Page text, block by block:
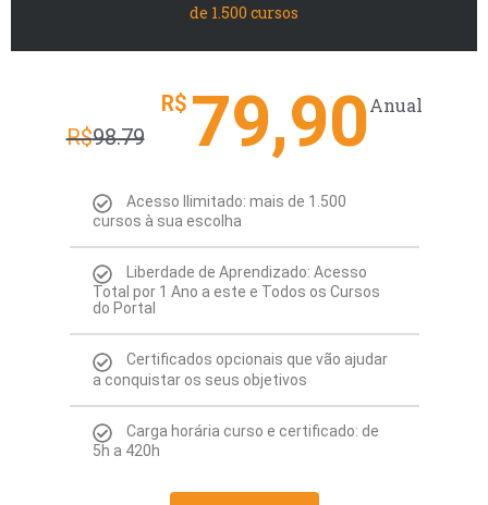
de 1.500 cursos
R$98.79
R$ 79,90Anual
Acesso Ilimitado: mais de 1.500
cursos à sua escolha
Liberdade de Aprendizado: Acesso
Total por 1 Ano a este e Todos os Cursos
do Portal
Certificados opcionais que vão ajudar
a conquistar os seus objetivos
Carga horária curso e certificado: de
5h a 420h